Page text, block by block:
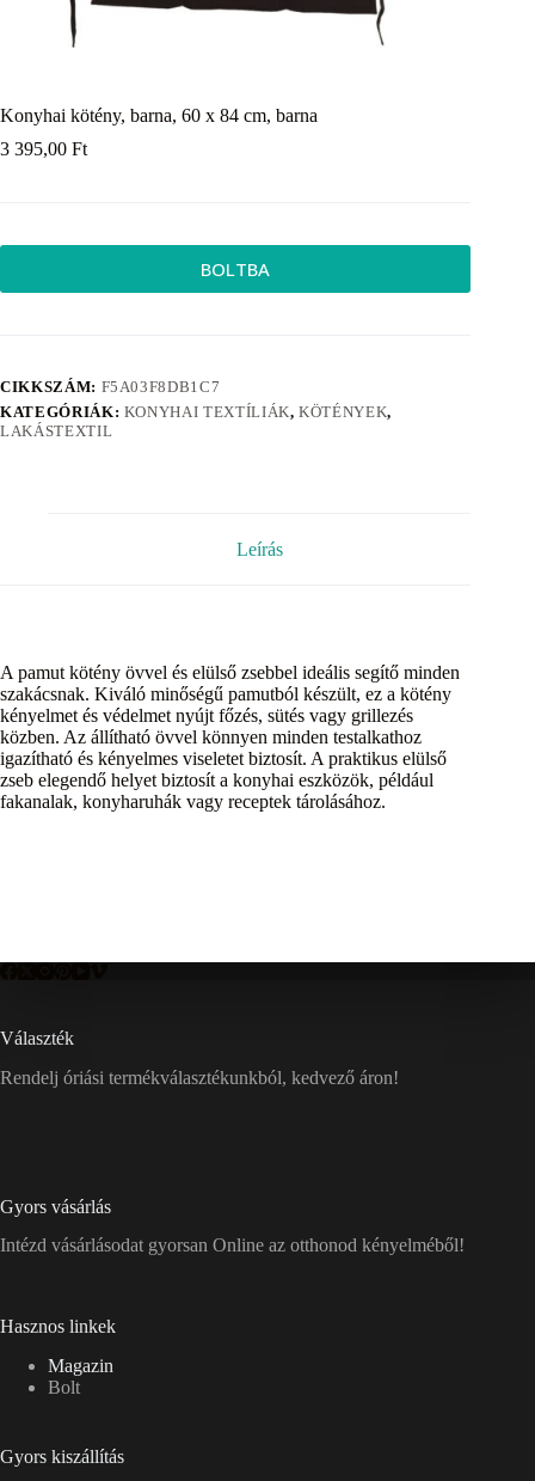
Konyhai kötény, barna, 60 x 84 cm, barna
3 395,00 Ft
BOLTBA
CIKKSZÁM: F5A03F8DB1C7
KATEGÓRIÁK: KONYHAI TEXTÍLIÁK,KÖTÉNYEK,
LAKÁSTEXTIL
Leírás
A pamut kötény övvel és elülső zsebbel ideális segítő minden
szakácsnak. Kiváló minőségű pamutból készült, ez a kötény
kényelmet és védelmet nyújt főzés, sütés vagy grillezés
közben. Az állítható övvel könnyen minden testalkathoz
igazítható és kényelmes viseletet biztosít. A praktikus elülső
zseb elegendő helyet biztosít a konyhai eszközök, például
fakanalak, konyharuhák vagy receptek tárolásához.
Választék
Rendelj óriási termékválasztékunkból, kedvező áron!
Gyors vásárlás
Intézd vásárlásodat gyorsan Online az otthonod kényelméből!
Hasznos linkek
Magazin
Bolt
Gyors kiszállítás